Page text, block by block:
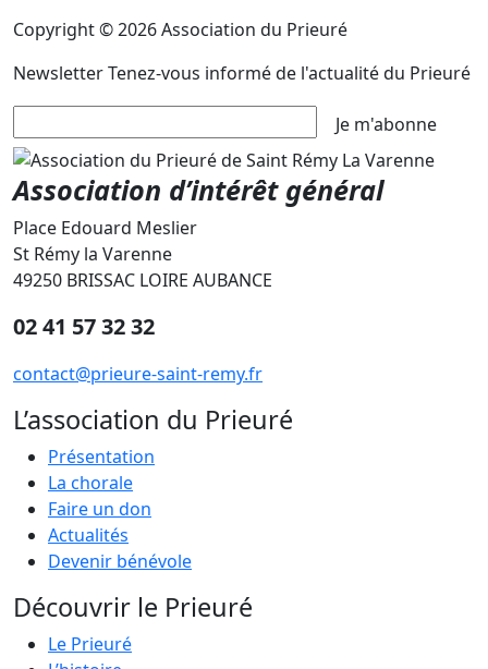
Copyright © 2026 Association du Prieuré
NewsletterTenez-vous informé de l'actualité du Prieuré
Je m'abonne
Association d’intérêt général
Place Edouard Meslier
St Rémy la Varenne
49250 BRISSAC LOIRE AUBANCE
02 41 57 32 32
contact@prieure-saint-remy.fr
L’association du Prieuré
Présentation
La chorale
Faire un don
Actualités
Devenir bénévole
Découvrir le Prieuré
Le Prieuré